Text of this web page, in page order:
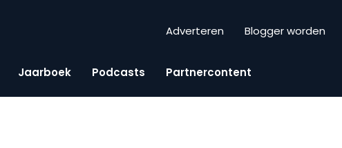
Adverteren Blogger worden
Jaarboek Podcasts Partnercontent